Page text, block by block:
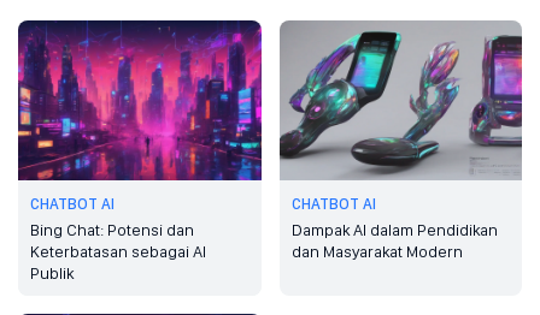
CHATBOT AI
Bing Chat: Potensi dan
Keterbatasan sebagai AI
Publik
CHATBOT AI
Dampak AI dalam Pendidikan
dan Masyarakat Modern